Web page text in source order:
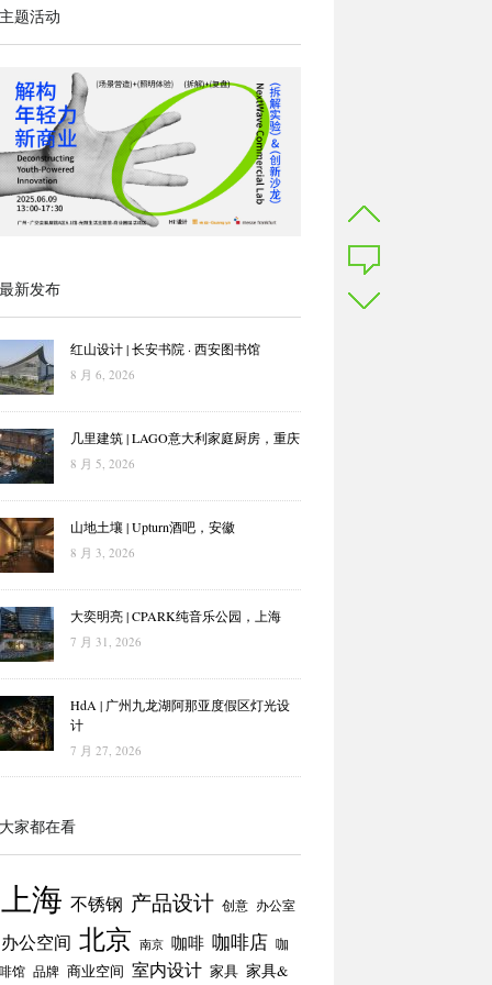
题活动
新发布
红山设计 | 长安书院 · 西安图书馆
8 月 6, 2026
几里建筑 | LAGO意大利家庭厨房，重庆
8 月 5, 2026
山地土壤 | Upturn酒吧，安徽
8 月 3, 2026
大奕明亮 | CPARK纯音乐公园，上海
7 月 31, 2026
HdA | 广州九龙湖阿那亚度假区灯光设
计
7 月 27, 2026
家都在看
上海 不锈钢 产品设计 创意 办公室
办公空间 北京 南京 咖啡 咖啡店 咖
馆 品牌 商业空间 室内设计 家具 家具&